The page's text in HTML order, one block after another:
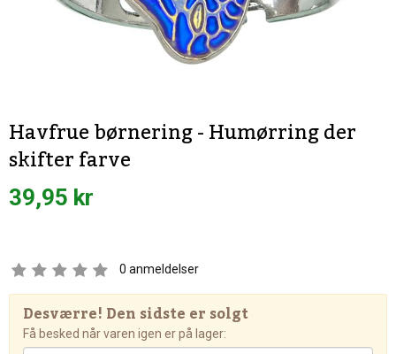
Havfrue børnering - Humørring der
skifter farve
39,95 kr
0 anmeldelser
Desværre! Den sidste er solgt
Få besked når varen igen er på lager: